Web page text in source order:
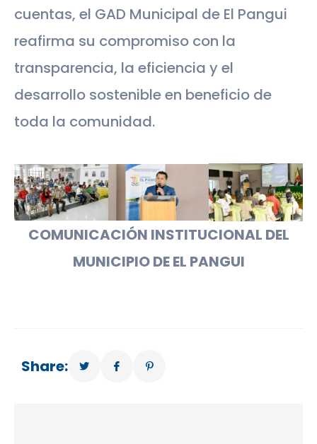
cuentas, el GAD Municipal de El Pangui
reafirma su compromiso con la
transparencia, la eficiencia y el
desarrollo sostenible en beneficio de
toda la comunidad.
COMUNICACIÓN INSTITUCIONAL DEL
MUNICIPIO DE EL PANGUI
Share: